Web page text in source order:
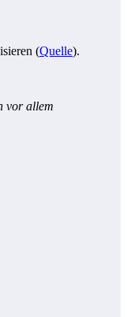
(Quelle).
vor allem